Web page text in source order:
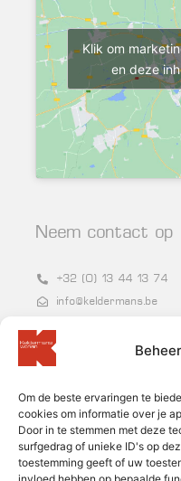
Om de beste ervaringen te
cookies om informatie over je
Door in te stemmen met deze
surfgedrag of unieke ID's op
toestemming geeft of uw
Klik om
en deze
Neem contact op
+32 (0) 13 44 13 74
info@keldermans.be
BTW BE
Nieuwsbrief